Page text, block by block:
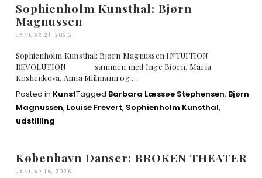
Sophienholm Kunsthal: Bjørn
Magnussen
JANUAR 21, 2026
Sophienholm Kunsthal: Bjørn Magnussen INTUITION
REVOLUTION sammen med Inge Bjørn, Maria
Koshenkova, Anna Miilmann og …
Posted in KunstTagged Barbara Læssøe Stephensen, Bjørn
Magnussen, Louise Frevert, Sophienholm Kunsthal,
udstilling
København Danser: BROKEN THEATER
JANUAR 16, 2026